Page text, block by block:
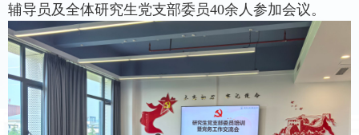
辅导员及全体研究生党支部委员40余人参加会议。